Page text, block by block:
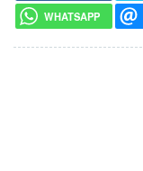
WHATSAPP